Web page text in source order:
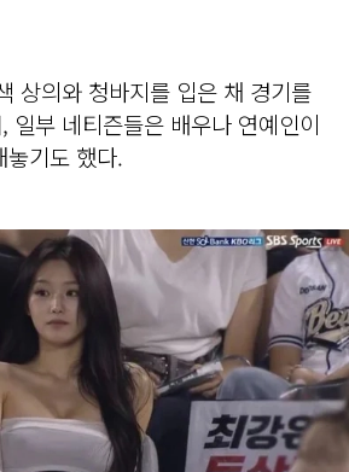
상의와 청바지를 입은 채 경기를
일부 네티즌들은 배우나 연예인이
놓기도 했다.